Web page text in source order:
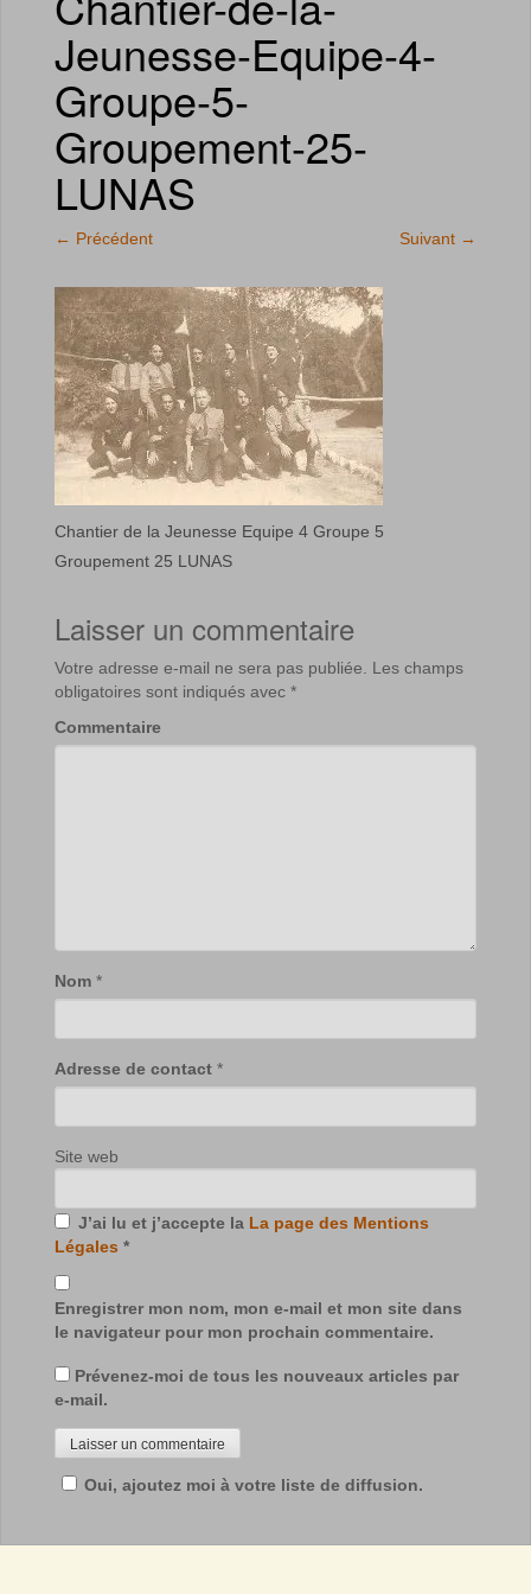
Jeunesse-Equipe-4-
Groupe-5-
Groupement-25-
LUNAS
← Précédent Suivant →
Chantier de la Jeunesse Equipe 4 Groupe 5
Groupement 25 LUNAS
Laisser un commentaire
Votre adresse e-mail ne sera pas publiée.
Les champs
obligatoires sont indiqués avec *
Commentaire
Nom *
Adresse de contact *
Site web
J’ai lu et j’accepte la La page des Mentions
Légales *
Enregistrer mon nom, mon e-mail et mon site dans
le navigateur pour mon prochain commentaire.
Prévenez-moi de tous les nouveaux articles par
e-mail.
Oui, ajoutez moi à votre liste de diffusion.